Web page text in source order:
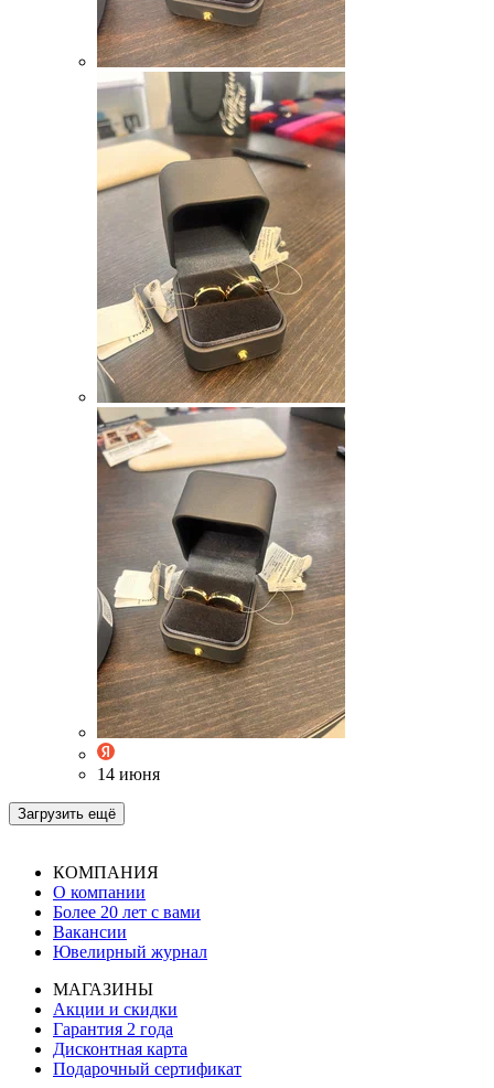
14 июня
Загрузить ещё
КОМПАНИЯ
О компании
Более 20 лет с вами
Вакансии
Ювелирный журнал
МАГАЗИНЫ
Акции и скидки
Гарантия 2 года
Дисконтная карта
Подарочный сертификат